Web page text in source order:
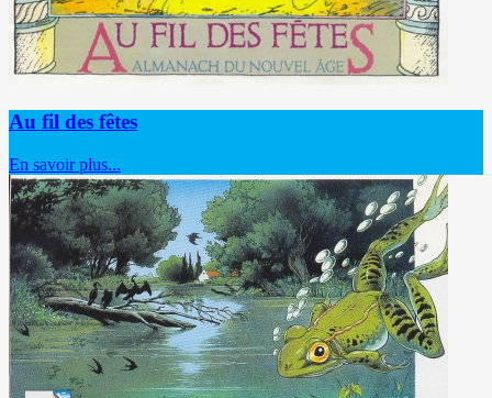
Au fil des fêtes
En savoir plus...